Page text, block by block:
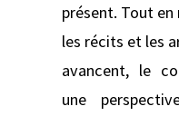
présent. Tout
les récits et les
avancent, le
une